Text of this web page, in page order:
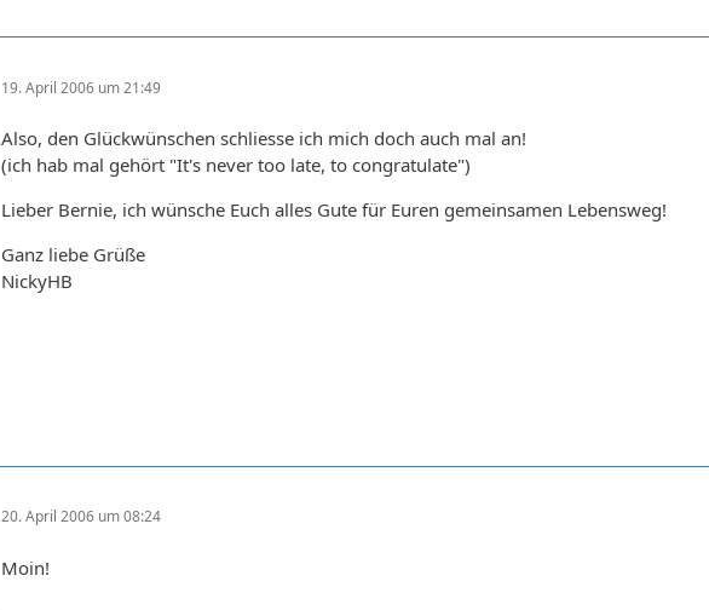
19. April 2006 um 21:49
Also, den Glückwünschen schliesse ich mich doch auch mal an!
(ich hab mal gehört "It's never too late, to congratulate")
Lieber Bernie, ich wünsche Euch alles Gute für Euren gemeinsamen Lebensweg!
Ganz liebe Grüße
NickyHB
20. April 2006 um 08:24
Moin!